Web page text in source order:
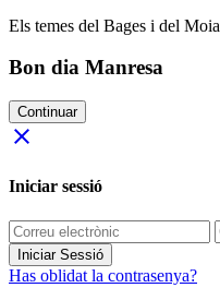
Els temes del Bages i del
Bon dia Manresa
Continuar
close
Iniciar sessió
Iniciar Sessió
Has oblidat la contrasenya?